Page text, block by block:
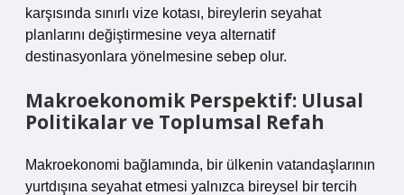
karşısında sınırlı vize kotası, bireylerin seyahat
planlarını değiştirmesine veya alternatif
destinasyonlara yönelmesine sebep olur.
Makroekonomik Perspektif: Ulusal
Politikalar ve Toplumsal Refah
Makroekonomi bağlamında, bir ülkenin vatandaşlarının
yurtdışına seyahat etmesi yalnızca bireysel bir tercih